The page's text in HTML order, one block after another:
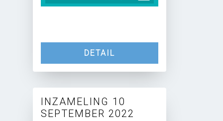
DETAIL
INZAMELING 10
SEPTEMBER 2022